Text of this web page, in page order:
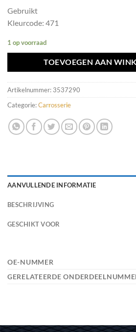
Gebruikt
Kleurcode: 471
1 op voorraad
TOEVOEGEN AAN
Artikelnummer: 3537290
Categorie:Carrosserie
AANVULLENDE INFORMATIE
BESCHRIJVING
GESCHIKT VOOR
OE-NUMMER
GERELATEERDE